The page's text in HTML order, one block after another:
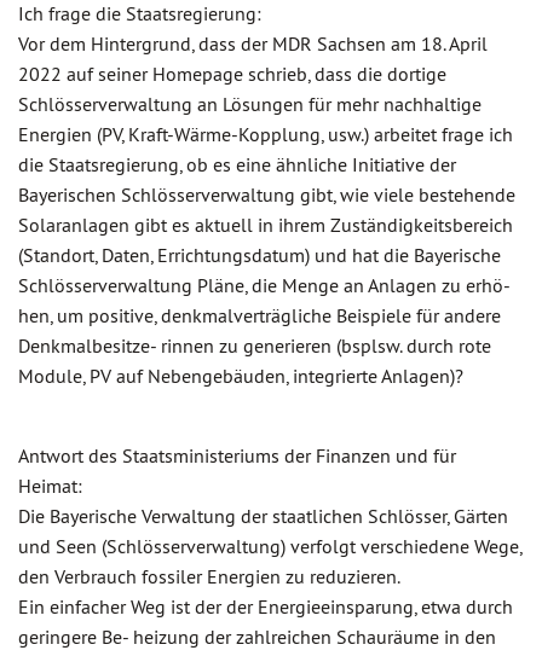
Ich frage die Staatsregierung:
Vor dem Hintergrund, dass der MDR Sachsen am 18. April
2022 auf seiner Homepage schrieb, dass die dortige
Schlösserverwaltung an Lösungen für mehr nachhaltige
Energien (PV, Kraft-Wärme-Kopplung, usw.) arbeitet frage ich
die Staatsregierung, ob es eine ähnliche Initiative der
Bayerischen Schlösserverwaltung gibt, wie viele bestehende
Solaranlagen gibt es aktuell in ihrem Zuständigkeitsbereich
(Standort, Daten, Errichtungsdatum) und hat die Bayerische
Schlösserverwaltung Pläne, die Menge an Anlagen zu erhö-
hen, um positive, denkmalverträgliche Beispiele für andere
Denkmalbesitze- rinnen zu generieren (bsplsw. durch rote
Module, PV auf Nebengebäuden, integrierte Anlagen)?
Antwort des Staatsministeriums der Finanzen und für
Heimat:
Die Bayerische Verwaltung der staatlichen Schlösser, Gärten
und Seen (Schlösserverwaltung) verfolgt verschiedene Wege,
den Verbrauch fossiler Energien zu reduzieren.
Ein einfacher Weg ist der der Energieeinsparung, etwa durch
geringere Be- heizung der zahlreichen Schauräume in den